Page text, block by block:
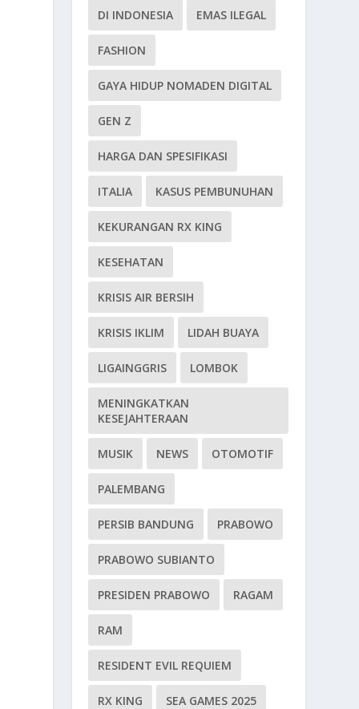
DI INDONESIA EMAS ILEGAL
FASHION
GAYA HIDUP NOMADEN DIGITAL
GEN Z
HARGA DAN SPESIFIKASI
ITALIA KASUS PEMBUNUHAN
KEKURANGAN RX KING
KESEHATAN
KRISIS AIR BERSIH
KRISIS IKLIM LIDAH BUAYA
LIGAINGGRIS LOMBOK
MENINGKATKAN
KESEJAHTERAAN
MUSIK NEWS OTOMOTIF
PALEMBANG
PERSIB BANDUNG PRABOWO
PRABOWO SUBIANTO
PRESIDEN PRABOWO RAGAM
RAM
RESIDENT EVIL REQUIEM
RX KING SEA GAMES 2025